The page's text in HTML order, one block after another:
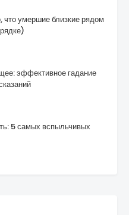
что умершие близкие рядом
эффективное гадание
5 самых вспыльчивых